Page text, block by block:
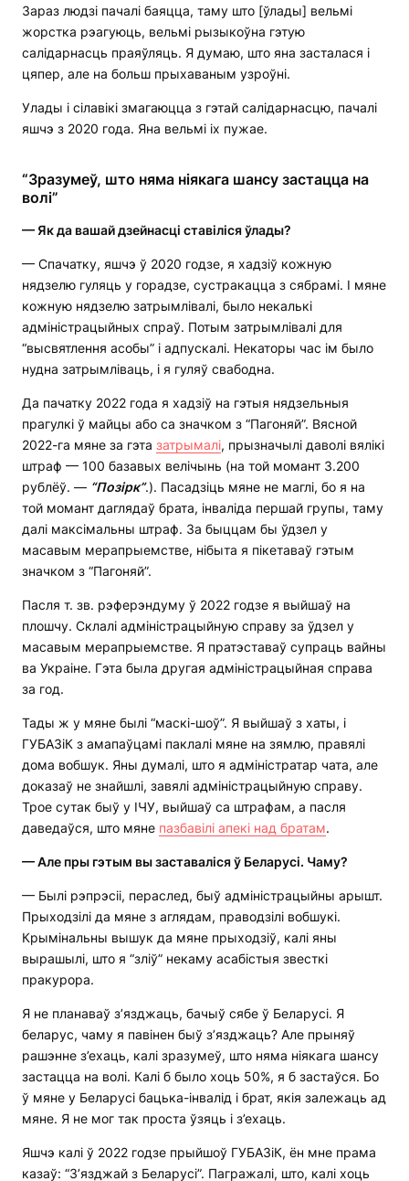
Зараз людзі пачалі баяцца, таму што [ўлады] вельмі
жорстка рэагуюць, вельмі рызыкоўна гэтую
салідарнасць праяўляць. Я думаю, што яна засталася і
цяпер, але на больш прыхаваным узроўні.
Улады і сілавікі змагаюцца з гэтай салідарнасцю, пачалі
яшчэ з 2020 года. Яна вельмі іх пужае.
“Зразумеў, што няма ніякага шансу застацца на
волі”
— Як да вашай дзейнасці ставіліся ўлады?
— Спачатку, яшчэ ў 2020 годзе, я хадзіў кожную
нядзелю гуляць у горадзе, сустракацца з сябрамі. І мяне
кожную нядзелю затрымлівалі, было некалькі
адміністрацыйных спраў. Потым затрымлівалі для
“высвятлення асобы” і адпускалі. Некаторы час ім было
нудна затрымліваць, і я гуляў свабодна.
Да пачатку 2022 года я хадзіў на гэтыя нядзельныя
прагулкі ў майцы або са значком з “Пагоняй”. Вясной
2022-га мяне за гэта затрымалі, прызначылі даволі вялікі
штраф — 100 базавых велічынь (на той момант 3.200
рублёў. — “Позірк”.). Пасадзіць мяне не маглі, бо я на
той момант даглядаў брата, інваліда першай групы, таму
далі максімальны штраф. За быццам бы ўдзел у
масавым мерапрыемстве, нібыта я пікетаваў гэтым
значком з “Пагоняй”.
Пасля т. зв. рэферэндуму ў 2022 годзе я выйшаў на
плошчу. Склалі адміністрацыйную справу за ўдзел у
масавым мерапрыемстве. Я пратэставаў супраць вайны
ва Украіне. Гэта была другая адміністрацыйная справа
за год.
Тады ж у мяне былі “маскі-шоў”. Я выйшаў з хаты, і
ГУБАЗіК з амапаўцамі паклалі мяне на зямлю, правялі
дома вобшук. Яны думалі, што я адміністратар чата, але
доказаў не знайшлі, завялі адміністрацыйную справу.
Трое сутак быў у ІЧУ, выйшаў са штрафам, а пасля
даведаўся, што мяне пазбавілі апекі над братам.
—Але пры гэтым вы заставаліся ў Беларусі. Чаму?
— Былі рэпрэсіі, пераслед, быў адміністрацыйны арышт.
Прыходзілі да мяне з аглядам, праводзілі вобшукі.
Крымінальны вышук да мяне прыходзіў, калі яны
вырашылі, што я “зліў” некаму асабістыя звесткі
пракурора.
Я не планаваў з’язджаць, бачыў сябе ў Беларусі. Я
беларус, чаму я павінен быў з’язджаць? Але прыняў
рашэнне з’ехаць, калі зразумеў, што няма ніякага шансу
застацца на волі. Калі б было хоць 50%, я б застаўся. Бо
ў мяне у Беларусі бацька-інвалід і брат, якія залежаць ад
мяне. Я не мог так проста ўзяць і з’ехаць.
Яшчэ калі ў 2022 годзе прыйшоў ГУБАЗіК, ён мне прама
казаў: “З’язджай з Беларусі”. Пагражалі, што, калі хоць